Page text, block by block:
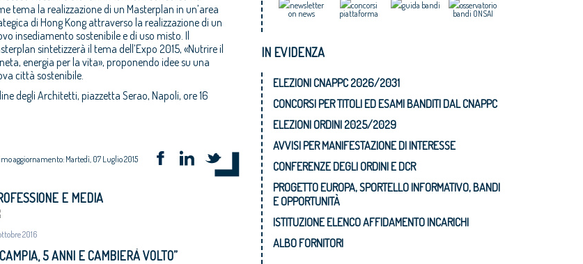
tema la realizzazione di un Masterplan in un’area
di Hong Kong attraverso la realizzazione di un
insediamento sostenibile e di uso misto. Il
sintetizzerà il tema dell’Expo 2015, «Nutrire il
energia per la vita», proponendo idee su una
città sostenibile.
degli Architetti, piazzetta Serao, Napoli, ore 16
aggiornamento: Martedì, 07 Luglio 2015
E MEDIA
2016
5 ANNI E CAMBIERÀ VOLTO”
newsletter
on news
concorsi
piattaforma
guida bandi
osservatorio
bandi ONSAI
IN EVIDENZA
ELEZIONI CNAPPC 2026/2031
CONCORSI PER TITOLI ED ESAMI BANDITI DAL CNAPPC
ELEZIONI ORDINI 2025/2029
AVVISI PER MANIFESTAZIONE DI INTERESSE
CONFERENZE DEGLI ORDINI E DCR
PROGETTO EUROPA, SPORTELLO INFORMATIVO, BANDI
E OPPORTUNITÀ
ISTITUZIONE ELENCO AFFIDAMENTO INCARICHI
ALBO FORNITORI